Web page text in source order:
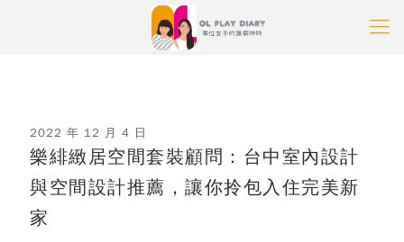
2022 年 12 月 4 日
樂緋緻居空間套裝顧問：台中室內設計
與空間設計推薦，讓你拎包入住完美新
家